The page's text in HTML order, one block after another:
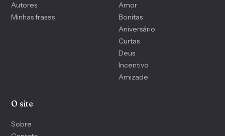
Autores
Minhas frases
Amor
Bonitas
Aniversário
Curtas
Deus
Incentivo
Amizade
O site
Sobre